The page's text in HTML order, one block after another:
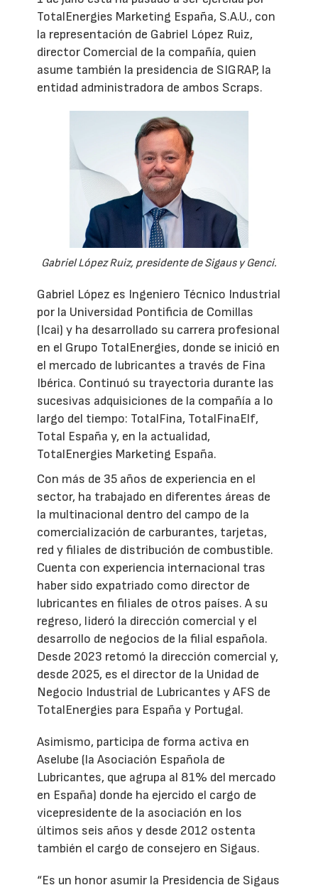
TotalEnergies Marketing España, S.A.U., con
la representación de Gabriel López Ruiz,
director Comercial de la compañía, quien
asume también la presidencia de SIGRAP, la
entidad administradora de ambos Scraps.
Gabriel López Ruiz, presidente de Sigaus y Genci.
Gabriel López es Ingeniero Técnico Industrial
por la Universidad Pontificia de Comillas
(Icai) y ha desarrollado su carrera profesional
en el Grupo TotalEnergies, donde se inició en
el mercado de lubricantes a través de Fina
Ibérica. Continuó su trayectoria durante las
sucesivas adquisiciones de la compañía a lo
largo del tiempo: TotalFina, TotalFinaElf,
Total España y, en la actualidad,
TotalEnergies Marketing España.
Con más de 35 años de experiencia en el
sector, ha trabajado en diferentes áreas de
la multinacional dentro del campo de la
comercialización de carburantes, tarjetas,
red y filiales de distribución de combustible.
Cuenta con experiencia internacional tras
haber sido expatriado como director de
lubricantes en filiales de otros países. A su
regreso, lideró la dirección comercial y el
desarrollo de negocios de la filial española.
Desde 2023 retomó la dirección comercial y,
desde 2025, es el director de la Unidad de
Negocio Industrial de Lubricantes y AFS de
TotalEnergies para España y Portugal.
Asimismo, participa de forma activa en
Aselube (la Asociación Española de
Lubricantes, que agrupa al 81% del mercado
en España) donde ha ejercido el cargo de
vicepresidente de la asociación en los
últimos seis años y desde 2012 ostenta
también el cargo de consejero en Sigaus.
“Es un honor asumir la Presidencia de Sigaus